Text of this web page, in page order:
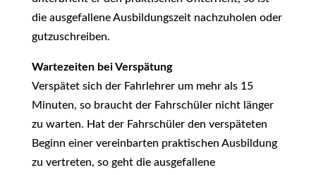
die ausgefallene Ausbildungszeit nachzuholen oder
gutzuschreiben.
Wartezeiten bei Verspätung
Verspätet sich der Fahrlehrer um mehr als 15
Minuten, so braucht der Fahrschüler nicht länger
zu warten. Hat der Fahrschüler den verspäteten
Beginn einer vereinbarten praktischen Ausbildung
zu vertreten, so geht die ausgefallene